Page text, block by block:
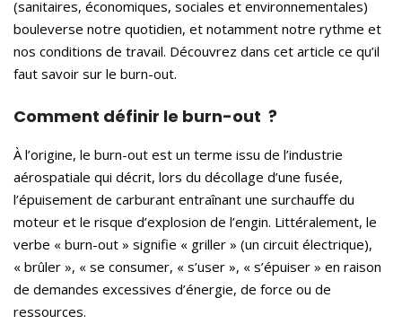
(sanitaires, économiques, sociales et environnementales)
bouleverse notre quotidien, et notamment notre rythme et
nos conditions de travail. Découvrez dans cet article ce qu’il
faut savoir sur le burn-out.
Comment définir le burn-out ?
À l’origine, le burn-out est un terme issu de l’industrie
aérospatiale qui décrit, lors du décollage d’une fusée,
l’épuisement de carburant entraînant une surchauffe du
moteur et le risque d’explosion de l’engin. Littéralement, le
verbe « burn-out » signifie « griller » (un circuit électrique),
« brûler », « se consumer, « s’user », « s’épuiser » en raison
de demandes excessives d’énergie, de force ou de
ressources.